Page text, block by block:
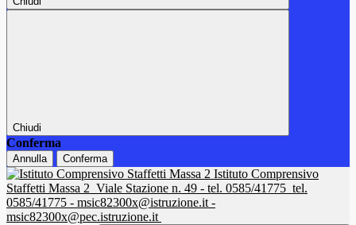
Chiudi
Conferma
Annulla Conferma
Istituto Comprensivo
Staffetti Massa 2 Viale Stazione n. 49 - tel. 0585/41775 tel.
0585/41775 - msic82300x@istruzione.it -
msic82300x@pec.istruzione.it